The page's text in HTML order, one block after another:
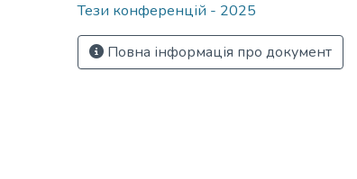
Тези конференцій - 2025
Повна інформація про документ